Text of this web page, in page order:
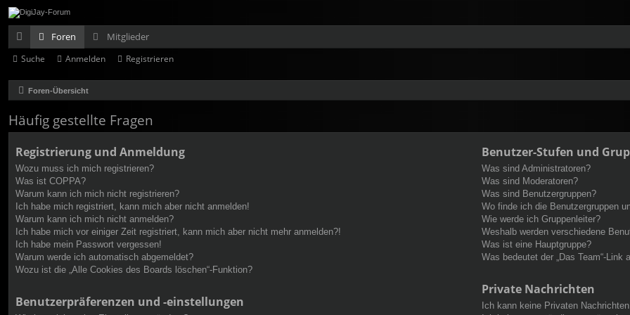
ch
ne
ug
rif
f
Foren
Mitglieder
Suche Anmelden Registrieren
Foren-Übersicht
Häufig gestellte Fragen
Registrierung und Anmeldung
Wozu muss ich mich registrieren?
Was ist COPPA?
Warum kann ich mich nicht registrieren?
Ich habe mich registriert, kann mich aber nicht anmelden!
Warum kann ich mich nicht anmelden?
Ich habe mich vor einiger Zeit registriert, kann mich aber nicht mehr anmelden?!
Ich habe mein Passwort vergessen!
Warum werde ich automatisch abgemeldet?
Wozu ist die „Alle Cookies des Boards löschen“-Funktion?
Benutzerpräferenzen und -einstellungen
Benutzer-Stufen und
Was sind Administratoren?
Was sind Moderatoren?
Was sind Benutzergruppen?
Wo finde ich die Benutzergruppen
Wie werde ich Gruppenleiter?
Weshalb werden verschiedene
Was ist eine Hauptgruppe?
Was bedeutet der „Das Team“-Link
Private Nachrichten
Ich kann keine Privaten